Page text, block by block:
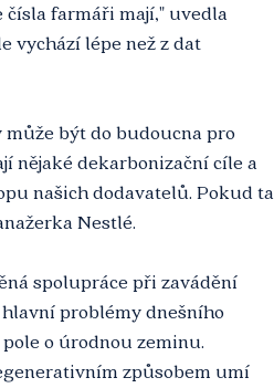
farmáři mají," uvedla
vychází lépe než z dat
být do budoucna pro
nějaké dekarbonizační cíle a
našich dodavatelů. Pokud ta
Nestlé.
spolupráce při zavádění
problémy dnešního
o úrodnou zeminu.
způsobem umí